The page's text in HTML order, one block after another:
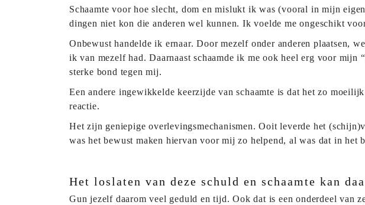
Schaamte voor hoe slecht, dom en mislukt ik was (vooral in mijn
dingen niet kon die anderen wel kunnen. Ik voelde me ongeschikt
Onbewust handelde ik ernaar. Door mezelf onder anderen plaatsen,
ik van mezelf had. Daarnaast schaamde ik me ook heel erg voor mijn
sterke bond tegen mij.
Een andere ingewikkelde keerzijde van schaamte is dat het zo
reactie.
Het zijn geniepige overlevingsmechanismen. Ooit leverde het
was het bewust maken hiervan voor mij zo helpend, al was dat in het
Het loslaten van deze schuld en schaamte kan
Gun jezelf daarom veel geduld en tijd. Ook dat is een onderdeel